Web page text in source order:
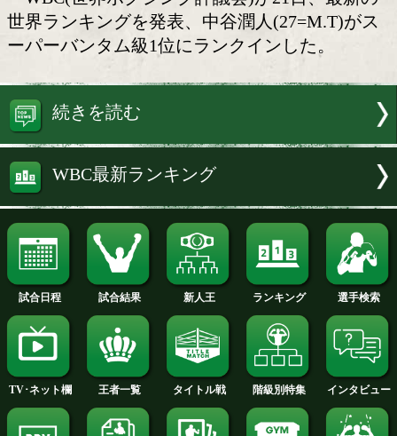
中谷潤人(27=M.T)1位
WBC(世界ボクシング評議会)が21日、
世界ランキングを発表、中谷潤人
ーパーバンタム級1位にランクインした
続きを読む
WBC最新ランキング